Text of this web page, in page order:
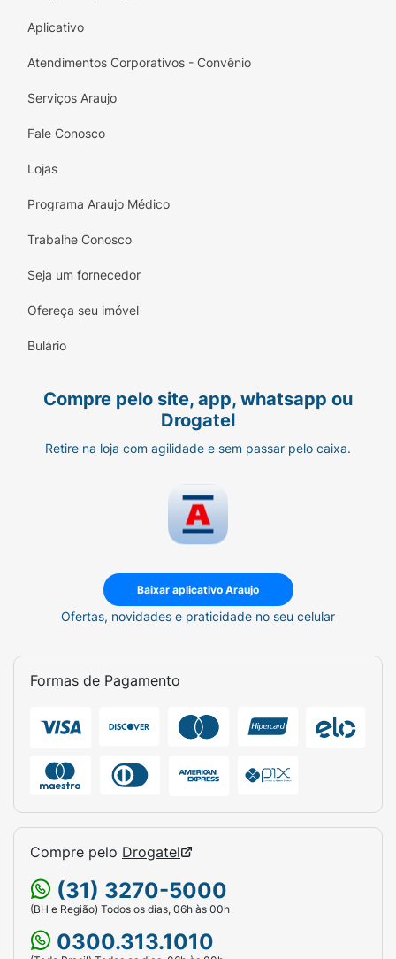
Aplicativo
Atendimentos Corporativos - Convênio
Serviços Araujo
Fale Conosco
Lojas
Programa Araujo Médico
Trabalhe Conosco
Seja um fornecedor
Ofereça seu imóvel
Bulário
Compre pelo site, app, whatsapp ou
Drogatel
Retire na loja com agilidade e sem passar pelo caixa.
Baixar aplicativo Araujo
Ofertas, novidades e praticidade no seu celular
Formas de Pagamento
Compre pelo Drogatel
(31) 3270-5000
(BH e Região) Todos os dias, 06h às 00h
0300.313.1010